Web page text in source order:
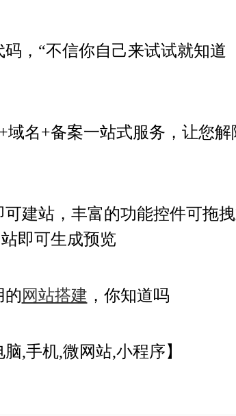
，“不信你自己来试试就知道
域名+备案一站式服务，让您解
可建站，丰富的功能控件可拖
即可生成预览
的 网站搭建 ，你知道吗
,手机,微网站,小程序】